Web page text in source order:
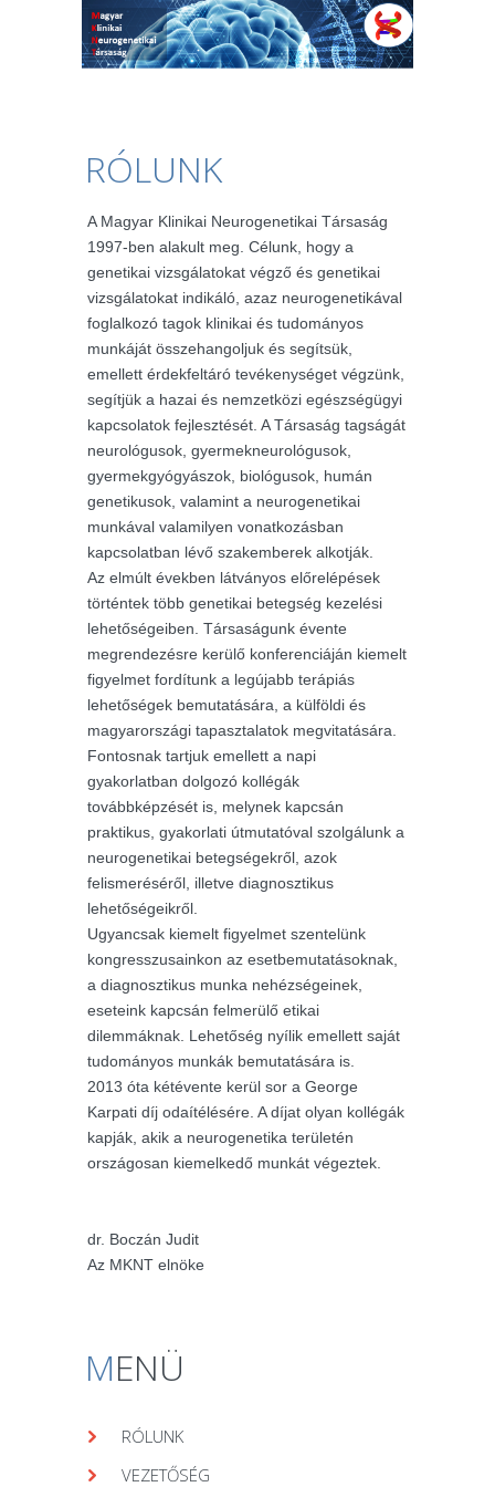
RÓLUNK
A Magyar Klinikai Neurogenetikai Társaság
1997-ben alakult meg. Célunk, hogy a
genetikai vizsgálatokat végző és genetikai
vizsgálatokat indikáló, azaz neurogenetikával
foglalkozó tagok klinikai és tudományos
munkáját összehangoljuk és segítsük,
emellett érdekfeltáró tevékenységet végzünk,
segítjük a hazai és nemzetközi egészségügyi
kapcsolatok fejlesztését. A Társaság tagságát
neurológusok, gyermekneurológusok,
gyermekgyógyászok, biológusok, humán
genetikusok, valamint a neurogenetikai
munkával valamilyen vonatkozásban
kapcsolatban lévő szakemberek alkotják.
Az elmúlt években látványos előrelépések
történtek több genetikai betegség kezelési
lehetőségeiben. Társaságunk évente
megrendezésre kerülő konferenciáján kiemelt
figyelmet fordítunk a legújabb terápiás
lehetőségek bemutatására, a külföldi és
magyarországi tapasztalatok megvitatására.
Fontosnak tartjuk emellett a napi
gyakorlatban dolgozó kollégák
továbbképzését is, melynek kapcsán
praktikus, gyakorlati útmutatóval szolgálunk a
neurogenetikai betegségekről, azok
felismeréséről, illetve diagnosztikus
lehetőségeikről.
Ugyancsak kiemelt figyelmet szentelünk
kongresszusainkon az esetbemutatásoknak,
a diagnosztikus munka nehézségeinek,
eseteink kapcsán felmerülő etikai
dilemmáknak. Lehetőség nyílik emellett saját
tudományos munkák bemutatására is.
2013 óta kétévente kerül sor a George
Karpati díj odaítélésére. A díjat olyan kollégák
kapják, akik a neurogenetika területén
országosan kiemelkedő munkát végeztek.
dr. Boczán Judit
Az MKNT elnöke
MENÜ
RÓLUNK
VEZETŐSÉG